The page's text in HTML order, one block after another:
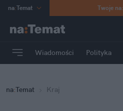
na:Temat
Poland
mama
Rozrywka
Twoje
Wiadomości Polityka
na:Temat Kraj